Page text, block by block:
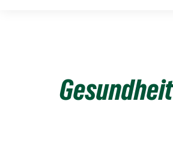
Gesundheit